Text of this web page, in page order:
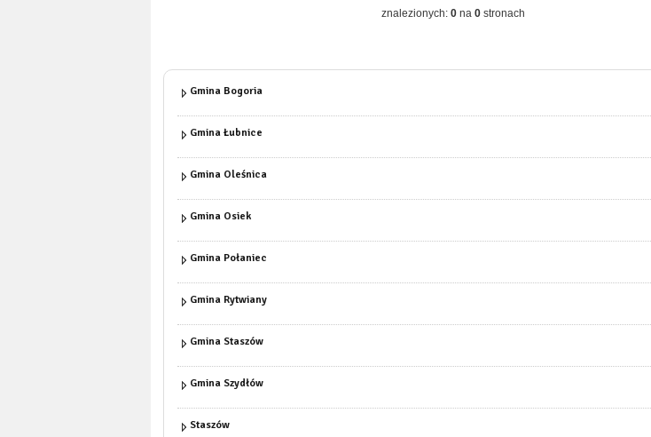
znalezionych: 0 na 0 stronach
Gmina Bogoria
Gmina Łubnice
Gmina Oleśnica
Gmina Osiek
Gmina Połaniec
Gmina Rytwiany
Gmina Staszów
Gmina Szydłów
Staszów